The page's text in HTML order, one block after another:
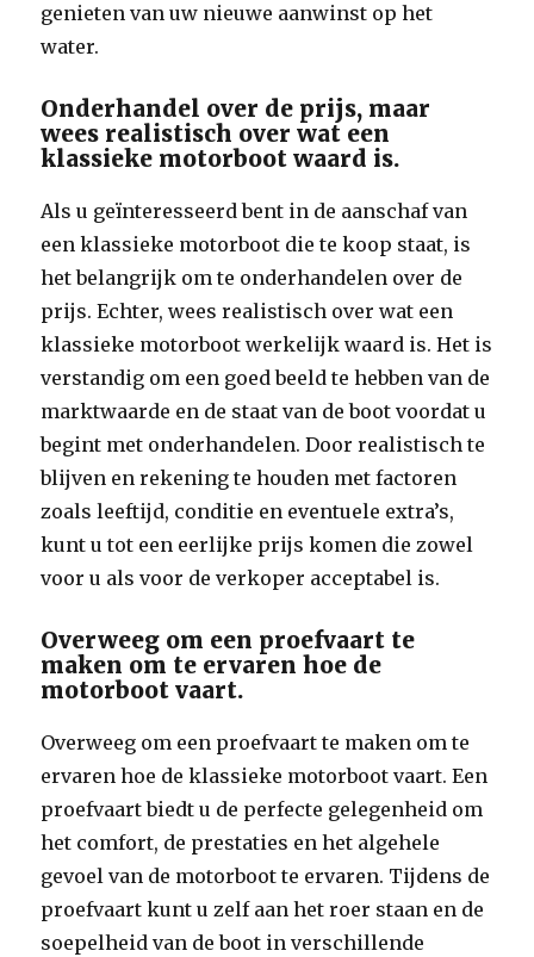
genieten van uw nieuwe aanwinst op het
water.
Onderhandel over de prijs, maar
wees realistisch over wat een
klassieke motorboot waard is.
Als u geïnteresseerd bent in de aanschaf van
een klassieke motorboot die te koop staat, is
het belangrijk om te onderhandelen over de
prijs. Echter, wees realistisch over wat een
klassieke motorboot werkelijk waard is. Het is
verstandig om een goed beeld te hebben van de
marktwaarde en de staat van de boot voordat u
begint met onderhandelen. Door realistisch te
blijven en rekening te houden met factoren
zoals leeftijd, conditie en eventuele extra’s,
kunt u tot een eerlijke prijs komen die zowel
voor u als voor de verkoper acceptabel is.
Overweeg om een proefvaart te
maken om te ervaren hoe de
motorboot vaart.
Overweeg om een proefvaart te maken om te
ervaren hoe de klassieke motorboot vaart. Een
proefvaart biedt u de perfecte gelegenheid om
het comfort, de prestaties en het algehele
gevoel van de motorboot te ervaren. Tijdens de
proefvaart kunt u zelf aan het roer staan en de
soepelheid van de boot in verschillende